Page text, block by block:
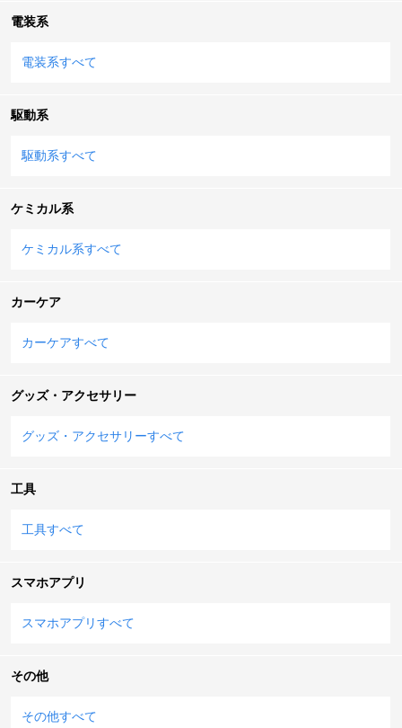
電装系
電装系すべて
駆動系
駆動系すべて
ケミカル系
ケミカル系すべて
カーケア
カーケアすべて
グッズ・アクセサリー
グッズ・アクセサリーすべて
工具
工具すべて
スマホアプリ
スマホアプリすべて
その他
その他すべて